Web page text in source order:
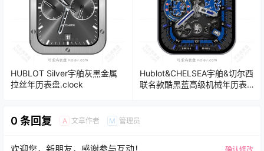
HUBLOT Silver宇舶灰黑金属
拉丝年历表盘.clock
Hublot&CHELSEA宇舶&切尔西
联名款酷黑蓝高级机械年历表
0 条回复 A 文章作者 M 管理员